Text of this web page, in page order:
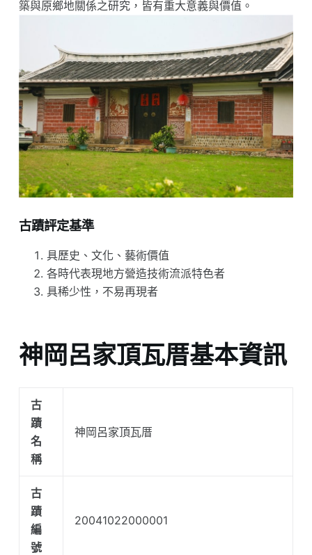
築與原鄉地關係之研究，皆有重大意義與價值。
古蹟評定基準
具歷史、文化、藝術價值
各時代表現地方營造技術流派特色者
具稀少性，不易再現者
神岡呂家頂瓦厝基本資訊
古
蹟
名
稱
神岡呂家頂瓦厝
古
蹟
編
號
20041022000001